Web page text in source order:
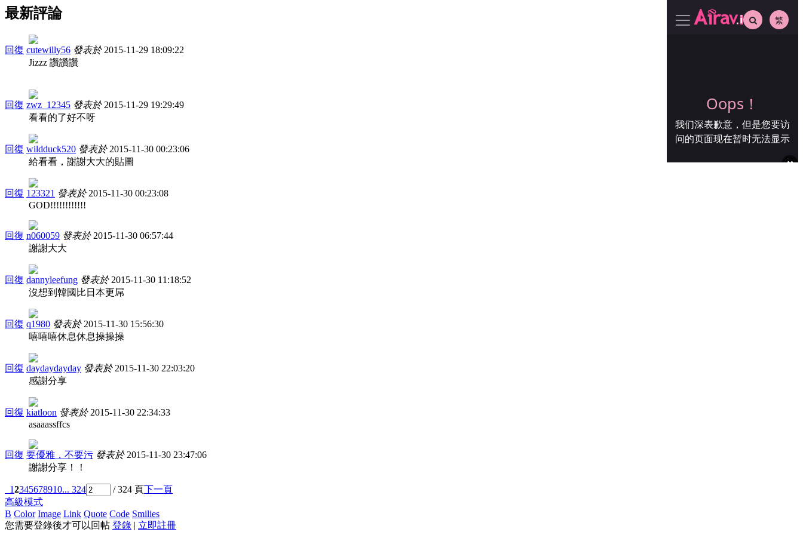
最新評論
回復 cutewilly56 發表於 2015-11-29 18:09:22
Jizzz 讚讚讚
回復 zwz_12345 發表於 2015-11-29 19:29:49
看看的了好不呀
回復 wildduck520 發表於 2015-11-30 00:23:06
給看看，謝謝大大的貼圖
回復 123321 發表於 2015-11-30 00:23:08
GOD!!!!!!!!!!!!
回復 n060059 發表於 2015-11-30 06:57:44
謝謝大大
回復 dannyleefung 發表於 2015-11-30 11:18:52
沒想到韓國比日本更屌
回復 q1980 發表於 2015-11-30 15:56:30
嘻嘻嘻休息休息操操操
回復 daydaydayday 發表於 2015-11-30 22:03:20
感謝分享
回復 kiatloon 發表於 2015-11-30 22:34:33
asaaassffcs
回復 要優雅，不要污 發表於 2015-11-30 23:47:06
謝謝分享！！
12345678910... 324 / 324 頁下一頁
高級模式
B Color Image Link Quote Code Smilies
您需要登錄後才可以回帖 登錄 | 立即註冊